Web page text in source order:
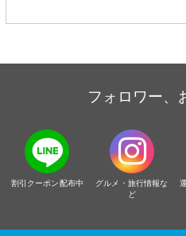
フォロワー、
割引クーポン配布中
グルメ・旅行情報な
ど